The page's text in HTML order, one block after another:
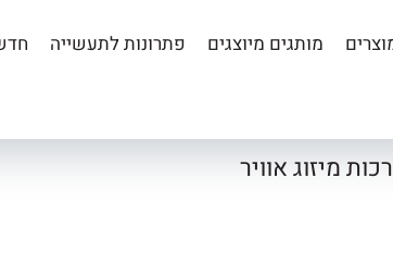
מותגים מיוצגים פתרונות לתעשייה
מיזוג אוויר